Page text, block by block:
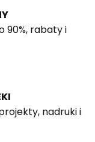
90%, rabaty i
nadruki i